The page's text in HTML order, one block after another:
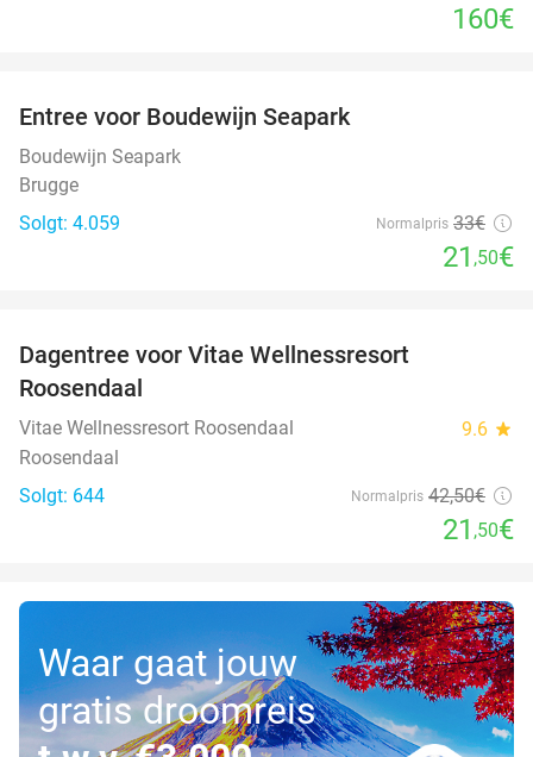
160€
Entree voor Boudewijn Seapark
Boudewijn Seapark
Brugge
Solgt: 4.059
Normalpris 33€
21 ,50€
Dagentree voor Vitae Wellnessresort
Roosendaal
Vitae Wellnessresort Roosendaal 9.6 star
Roosendaal
Solgt: 644
Normalpris 42,50€
21 ,50€
Waar gaat jouw
gratis droomreis